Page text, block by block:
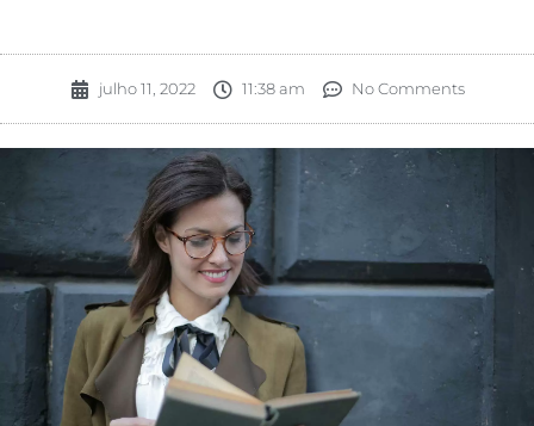
julho 11, 2022 11:38 am No Comments